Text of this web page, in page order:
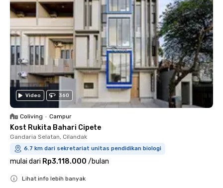
Video 360
Coliving • Campur
Kost Rukita Bahari Cipete
Gandaria Selatan, Cilandak
6.7 km dari sekretariat unitas pendidikan biologi
mulai dari Rp3.118.000 /bulan
Lihat info lebih banyak